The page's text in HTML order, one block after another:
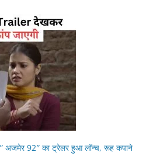
” अजमेर 92″ का ट्रेलर हुआ लॉन्च, रूह कपाने